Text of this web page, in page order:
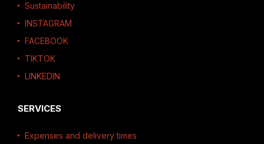
Sustainability
INSTAGRAM
FACEBOOK
TIKTOK
LINKEDIN
SERVICES
Expenses and delivery times